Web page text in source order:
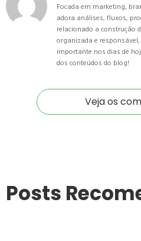
Focada em marketing,
adora análises, fluxos,
relacionado a construção
organizada e
importante nos dias de
dos conteúdos do blog!
Veja os
Posts